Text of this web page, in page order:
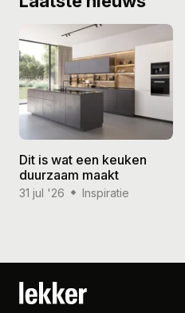
Dit is wat een keuken
duurzaam maakt
31 jul '26 Inspiratie